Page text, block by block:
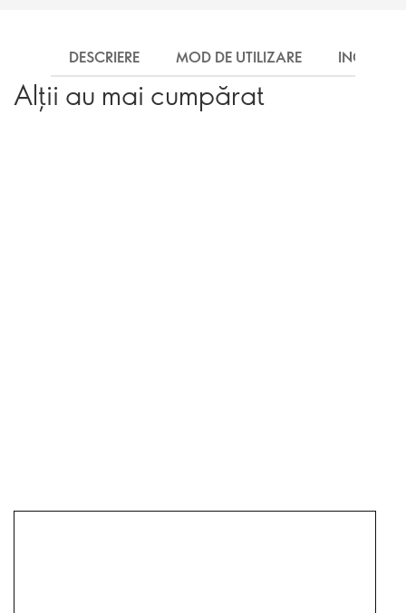
DESCRIERE MOD DE UTILIZARE
Alții au mai cumpărat